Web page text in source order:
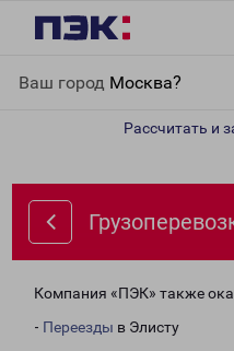
Ваш город Москва?
Рассчитать и
Компания «ПЭК» также
- Переезды в Элисту